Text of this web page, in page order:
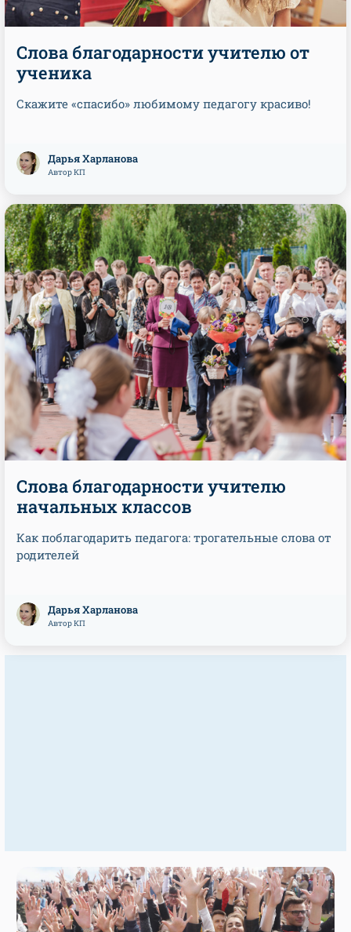
Слова благодарности учителю от
ученика
Скажите «спасибо» любимому педагогу красиво!
Дарья Харланова
Автор КП
Слова благодарности учителю
начальных классов
Как поблагодарить педагога: трогательные слова от
родителей
Дарья Харланова
Автор КП